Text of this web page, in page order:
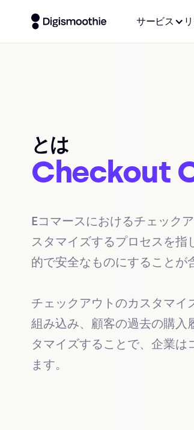
サービス
とは
Checkout
Eコマースにおけるチェック
スタマイズするプロセスを
的で安全なものにすることが
チェックアウトのカスタマイ
組み込み、顧客の過去の購入
タマイズすることで、企業
ます。